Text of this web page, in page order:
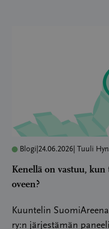
Blogi 24.06.2026 | Tuuli
Kenellä on vastuu,
oveen?
Kuuntelin
ry:n järjestämän